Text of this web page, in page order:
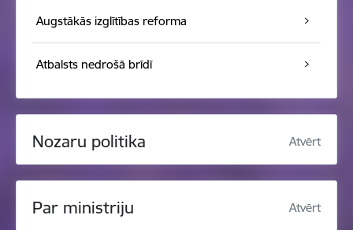
Augstākās izglītības reforma
Atbalsts nedrošā brīdī
Nozaru politika Atvērt
Par ministriju Atvērt